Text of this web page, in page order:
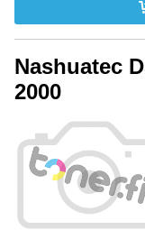
Nashuatec
2000